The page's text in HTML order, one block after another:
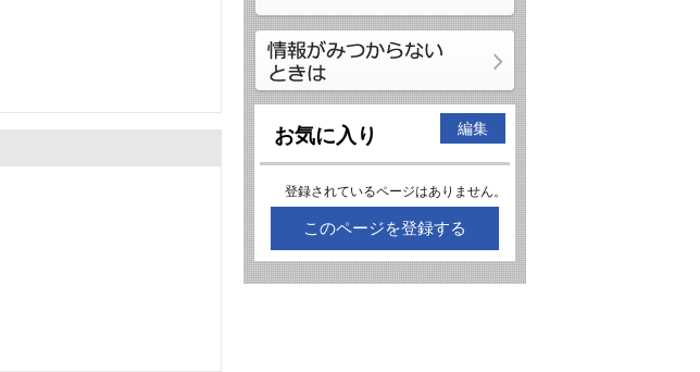
お気に入り 編集
登録されているページはありません。
このページを登録する